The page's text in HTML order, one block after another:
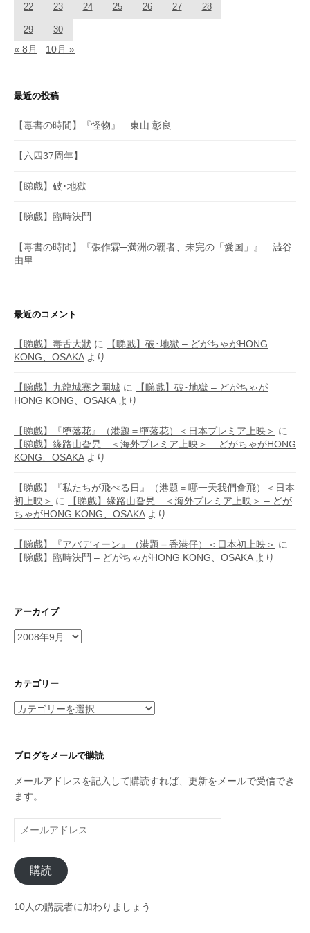
22 23 24 25 26 27 28
29 30
« 8月 10月 »
最近の投稿
【毒書の時間】『怪物』 東山 彰良
【六四37周年】
【睇戲】破･地獄
【睇戲】臨時決鬥
【毒書の時間】『張作霖─満洲の覇者、未完の「愛国」』 澁谷
由里
最近のコメント
【睇戲】毒舌大狀 に
【睇戲】破･地獄 – どがちゃがHONG
KONG、OSAKAより
【睇戲】九龍城寨之圍城 に
【睇戲】破･地獄 – どがちゃが
HONG KONG、OSAKAより
【睇戲】『堕落花』（港題＝墮落花）＜日本プレミア上映＞ に
【睇戲】緣路山旮旯 ＜海外プレミア上映＞ – どがちゃがHONG
KONG、OSAKAより
【睇戲】『私たちが飛べる日』（港題＝哪一天我們會飛）＜日本
初上映＞ に
【睇戲】緣路山旮旯 ＜海外プレミア上映＞ – どが
ちゃがHONG KONG、OSAKAより
【睇戲】『アバディーン』（港題＝香港仔）＜日本初上映＞ に
【睇戲】臨時決鬥 – どがちゃがHONG KONG、OSAKAより
アーカイブ
ア
イ
カテゴリー
カ
リ
ブログをメールで購読
メールアドレスを記入して購読すれば、更新をメールで受信でき
ます。
ー
ル
ア
ド
レ
購読
10人の購読者に加わりましょう